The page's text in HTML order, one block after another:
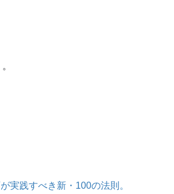
実践すべき新・100の法則。